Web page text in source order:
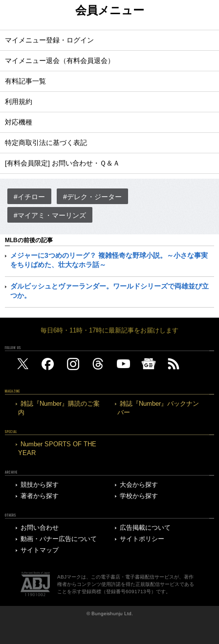
会員メニュー
マイメニュー登録・ログイン
マイメニュー退会（有料会員退会）
有料記事一覧
利用規約
対応機種
特定商取引法に基づく表記
[有料会員限定] お問い合わせ・Ｑ＆Ａ
#イチロー #デレク・ジーター
#マイアミ・マーリンズ
MLBの前後の記事
メジャーに3つめのリーグ？ 複雑怪奇な野球小説。～小さな事実
をちりばめた、壮大なホラ話～
ダルビッシュとヴァーランダー。ワールドシリーズで両雄並び立
つか。
毎日6時・11時・17時に最新記事をお届けします
FOLLOW US
MAGAZINE
雑誌『Number』購読のご案
内
雑誌『Number』バックナン
バー
SPECIAL
Number SPORTS OF THE
YEAR
ARCHIVE
競技から探す
大会から探す
著者から探す
学校から探す
OTHERS
お問い合わせ
広告掲載について
動画・バナー広告について
サイトポリシー
サイトマップ
ABJマークは、この電子書店・電子書籍配信サービスが、著作
権者からコンテンツ使用許諾を得た正規版配信サービスである
ことを示す登録商標（登録番号6091713号）です。
© Bungeishunju Ltd.